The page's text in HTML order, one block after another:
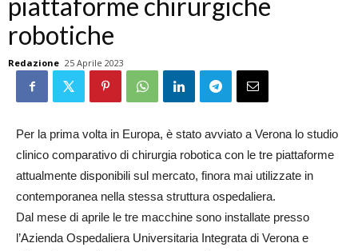
robotiche
Redazione 25 Aprile 2023
Per la prima volta in Europa, è stato avviato a Verona lo studio
clinico comparativo di chirurgia robotica con le tre piattaforme
attualmente disponibili sul mercato, finora mai utilizzate in
contemporanea nella stessa struttura ospedaliera.
Dal mese di aprile le tre macchine sono installate presso
l’Azienda Ospedaliera Universitaria Integrata di Verona e